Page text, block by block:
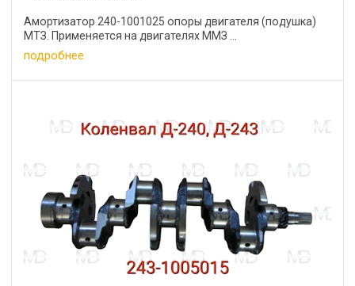
Амортизатор 240-1001025 опоры двигателя (подушка)
МТЗ. Применяется на двигателях ММЗ ...
подробнее